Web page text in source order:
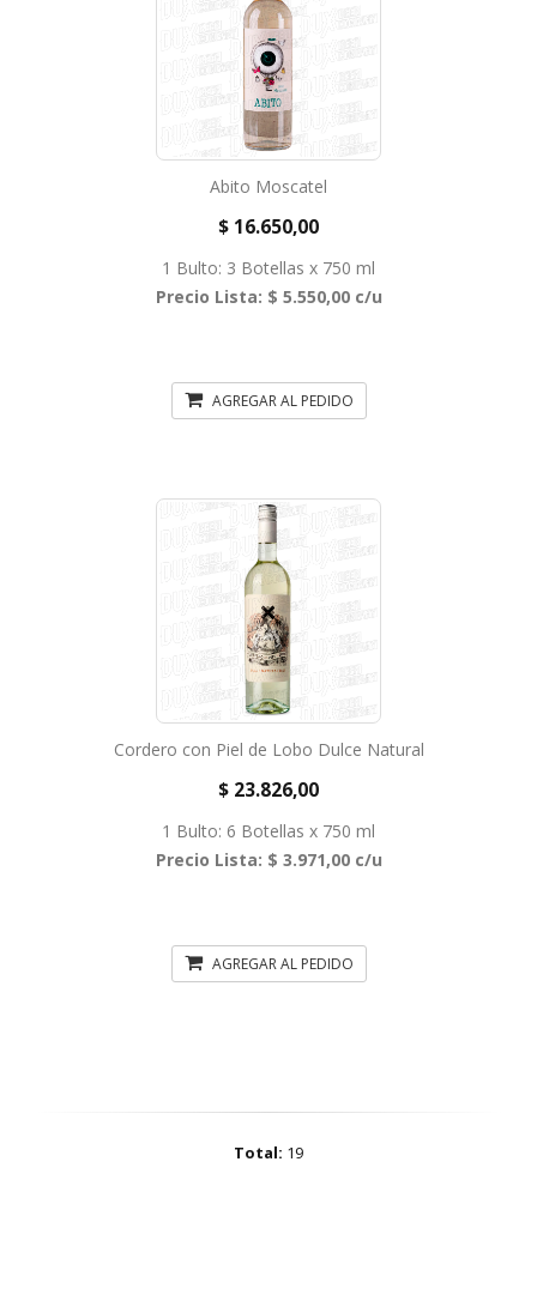
Abito Moscatel
$ 16.650,00
1 Bulto: 3 Botellas x 750 ml
Precio Lista: $ 5.550,00 c/u
AGREGAR AL PEDIDO
Cordero con Piel de Lobo Dulce Natural
$ 23.826,00
1 Bulto: 6 Botellas x 750 ml
Precio Lista: $ 3.971,00 c/u
AGREGAR AL PEDIDO
Total: 19